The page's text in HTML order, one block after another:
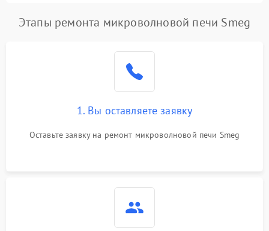
Этапы ремонта микроволновой печи Smeg
1. Вы оставляете заявку
Оставьте заявку на ремонт микроволновой печи Smeg